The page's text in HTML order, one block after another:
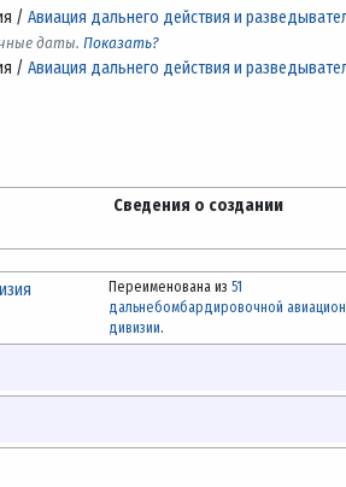
/Авиация дальнего действия и
даты.Показать?
/Авиация дальнего действия и
Сведения о создании
Переименована из 51
дальнебомбардировочной
дивизии.